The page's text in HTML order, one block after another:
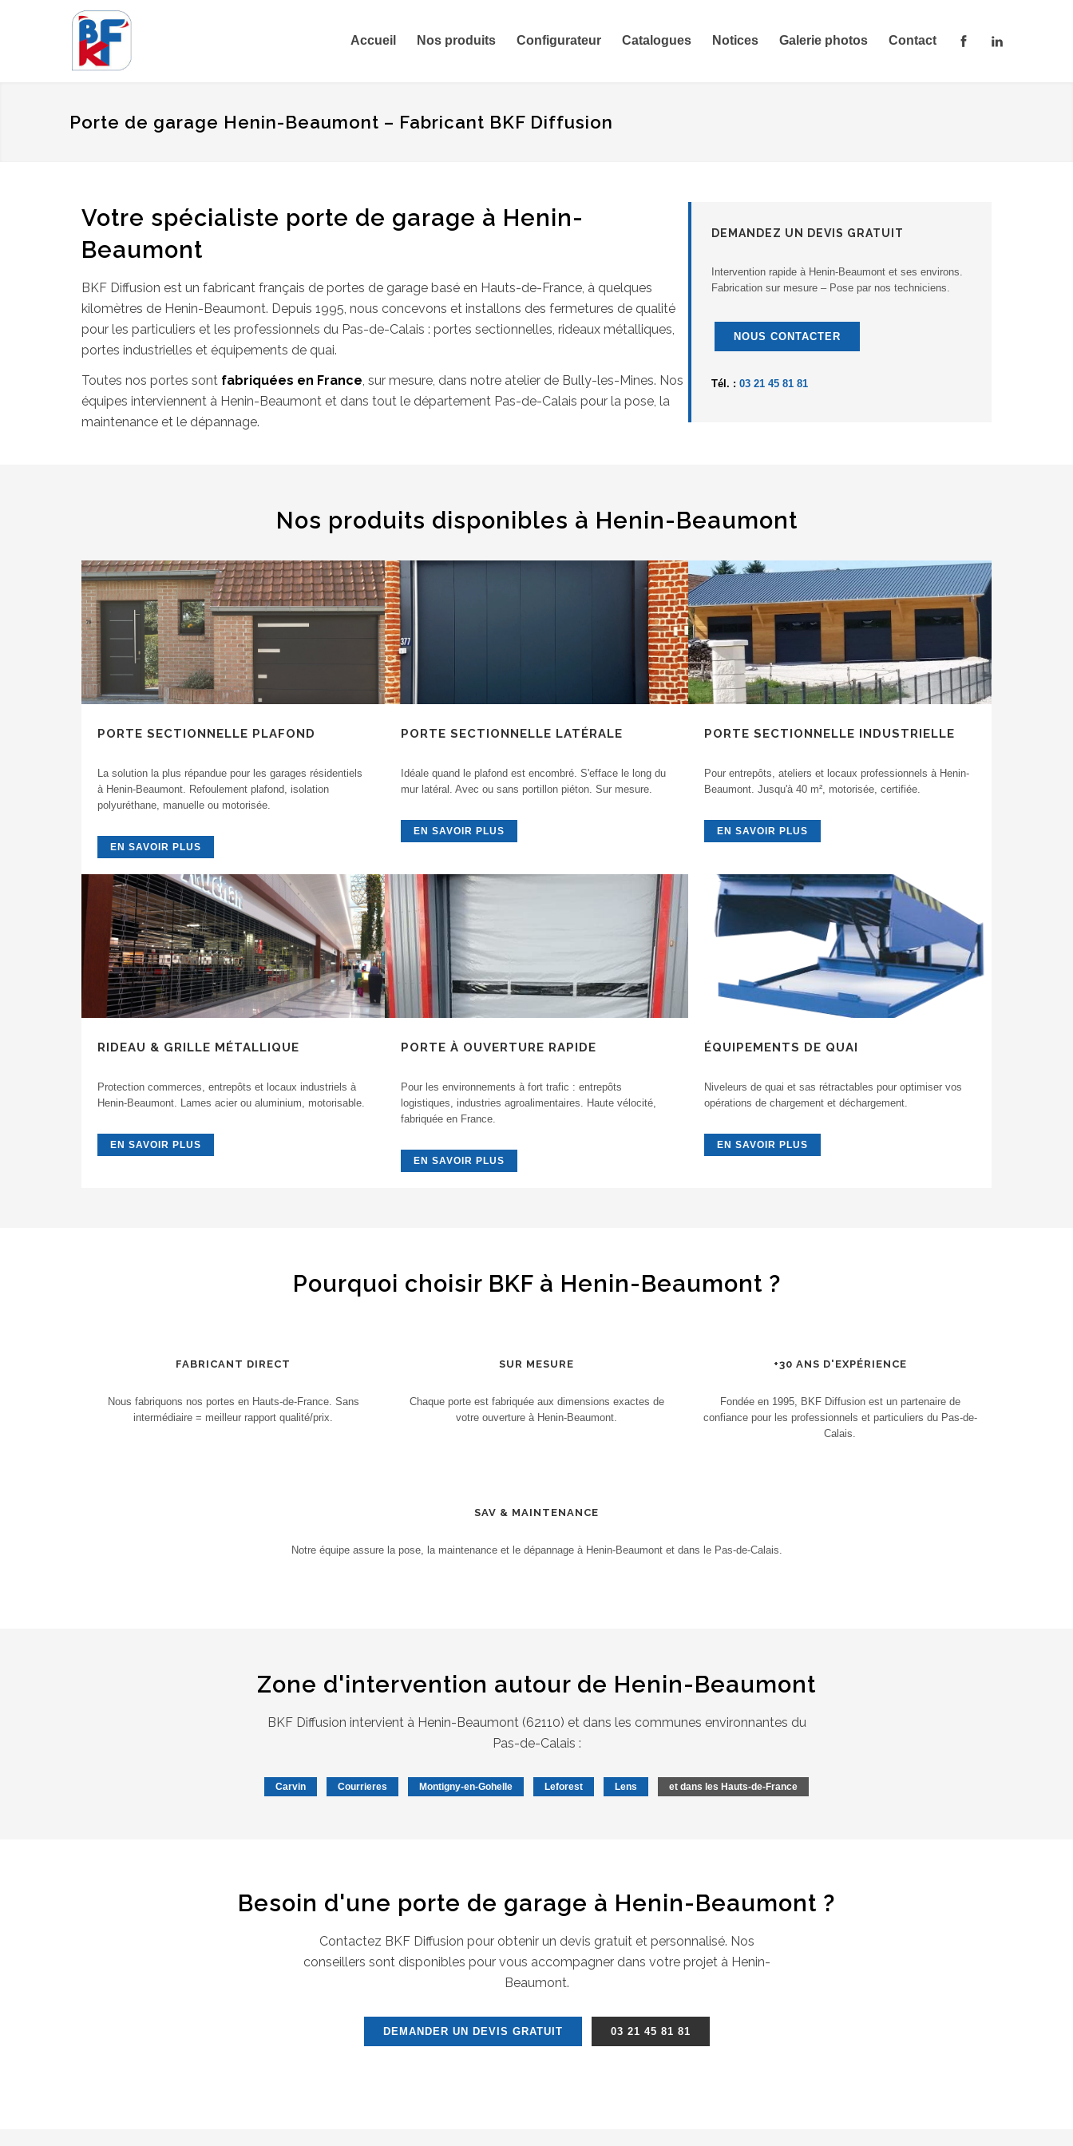
Accueil Nos produits Configurateur Catalogues Notices Galerie photos Contact
Porte de garage Henin-Beaumont – Fabricant BKF Diffusion
Votre spécialiste porte de garage à Henin-
Beaumont
BKF Diffusion est un fabricant français de portes de garage basé en Hauts-de-France, à quelques
kilomètres de Henin-Beaumont. Depuis 1995, nous concevons et installons des fermetures de qualité
pour les particuliers et les professionnels du Pas-de-Calais : portes sectionnelles, rideaux métalliques,
portes industrielles et équipements de quai.
Toutes nos portes sont fabriquées en France, sur mesure, dans notre atelier de Bully-les-Mines. Nos
équipes interviennent à Henin-Beaumont et dans tout le département Pas-de-Calais pour la pose, la
maintenance et le dépannage.
DEMANDEZ UN DEVIS GRATUIT
Intervention rapide à Henin-Beaumont et ses environs.
Fabrication sur mesure – Pose par nos techniciens.
NOUS CONTACTER
Tél. : 03 21 45 81 81
Nos produits disponibles à Henin-Beaumont
PORTE SECTIONNELLE PLAFOND
La solution la plus répandue pour les garages résidentiels
à Henin-Beaumont. Refoulement plafond, isolation
polyuréthane, manuelle ou motorisée.
EN SAVOIR PLUS
PORTE SECTIONNELLE LATÉRALE
Idéale quand le plafond est encombré. S'efface le long du
mur latéral. Avec ou sans portillon piéton. Sur mesure.
EN SAVOIR PLUS
PORTE SECTIONNELLE INDUSTRIELLE
Pour entrepôts, ateliers et locaux professionnels à Henin-
Beaumont. Jusqu'à 40 m², motorisée, certifiée.
EN SAVOIR PLUS
RIDEAU & GRILLE MÉTALLIQUE
Protection commerces, entrepôts et locaux industriels à
Henin-Beaumont. Lames acier ou aluminium, motorisable.
EN SAVOIR PLUS
PORTE À OUVERTURE RAPIDE
Pour les environnements à fort trafic : entrepôts
logistiques, industries agroalimentaires. Haute vélocité,
fabriquée en France.
EN SAVOIR PLUS
ÉQUIPEMENTS DE QUAI
Niveleurs de quai et sas rétractables pour optimiser vos
opérations de chargement et déchargement.
EN SAVOIR PLUS
Pourquoi choisir BKF à Henin-Beaumont ?
FABRICANT DIRECT
Nous fabriquons nos portes en Hauts-de-France. Sans
intermédiaire = meilleur rapport qualité/prix.
SUR MESURE
Chaque porte est fabriquée aux dimensions exactes de
votre ouverture à Henin-Beaumont.
+30 ANS D'EXPÉRIENCE
Fondée en 1995, BKF Diffusion est un partenaire de
confiance pour les professionnels et particuliers du Pas-de-
Calais.
SAV & MAINTENANCE
Notre équipe assure la pose, la maintenance et le dépannage à Henin-Beaumont et dans le Pas-de-Calais.
Zone d'intervention autour de Henin-Beaumont
BKF Diffusion intervient à Henin-Beaumont (62110) et dans les communes environnantes du
Pas-de-Calais :
Carvin Courrieres Montigny-en-Gohelle Leforest Lens et dans les Hauts-de-France
Besoin d'une porte de garage à Henin-Beaumont ?
Contactez BKF Diffusion pour obtenir un devis gratuit et personnalisé. Nos
conseillers sont disponibles pour vous accompagner dans votre projet à Henin-
Beaumont.
DEMANDER UN DEVIS GRATUIT 03 21 45 81 81